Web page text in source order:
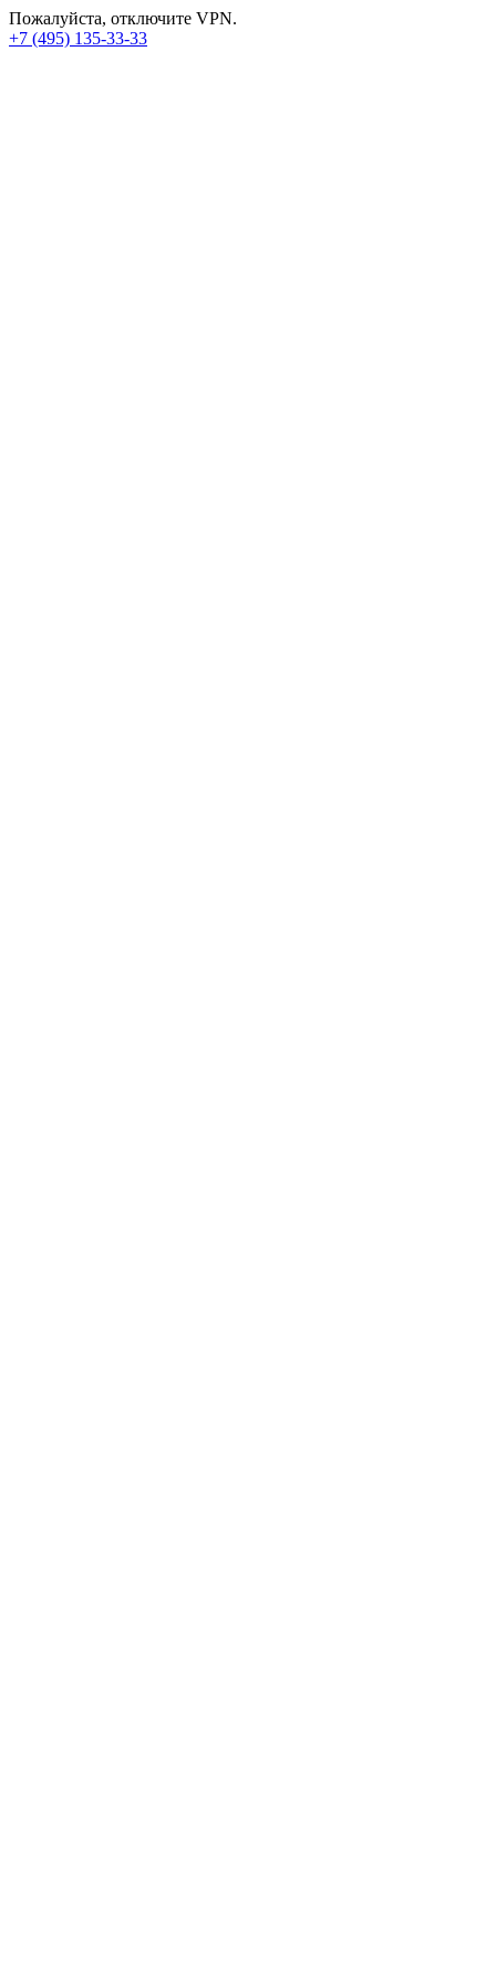
Пожалуйста, отключите VPN.
+7 (495) 135-33-33